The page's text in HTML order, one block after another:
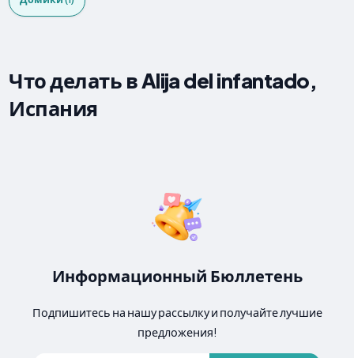
Что делать в Alija del infantado,
Испания
Информационный Бюллетень
Подпишитесь на нашу рассылку и получайте лучшие
предложения!